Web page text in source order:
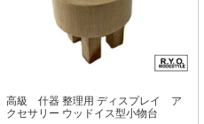
高級 什器 整理用 ディスプレイ ア
クセサリー ウッドイス型小物台